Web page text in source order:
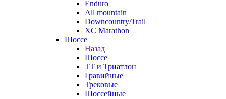
Enduro
All mountain
Downcountry/Trail
XC Marathon
Шоссе
Назад
Шоссе
ТТ и Триатлон
Гравийные
Трековые
Шоссейные